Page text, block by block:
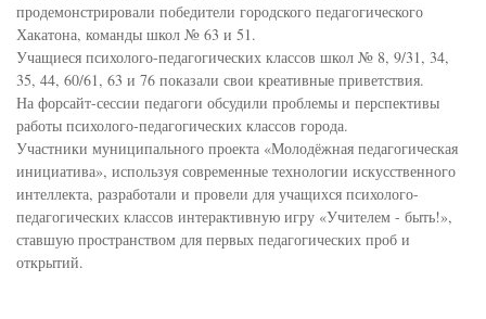
продемонстрировали победители городского педагогического
Хакатона, команды школ № 63 и 51.
Учащиеся психолого-педагогических классов школ № 8, 9/31, 34,
35, 44, 60/61, 63 и 76 показали свои креативные приветствия.
На форсайт-сессии педагоги обсудили проблемы и перспективы
работы психолого-педагогических классов города.
Участники муниципального проекта «Молодёжная педагогическая
инициатива», используя современные технологии искусственного
интеллекта, разработали и провели для учащихся психолого-
педагогических классов интерактивную игру «Учителем - быть!»,
ставшую пространством для первых педагогических проб и
открытий.